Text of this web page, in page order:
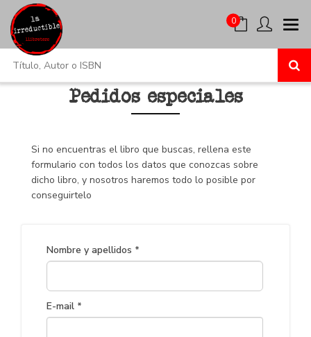
0
Pedidos especiales
Si no encuentras el libro que buscas, rellena este
formulario con todos los datos que conozcas sobre
dicho libro, y nosotros haremos todo lo posible por
conseguirtelo
Nombre y apellidos *
E-mail *